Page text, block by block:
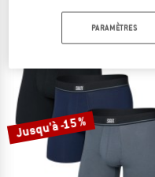
5,0(11)
Jusqu'à -15 %
PARAMÈTRES